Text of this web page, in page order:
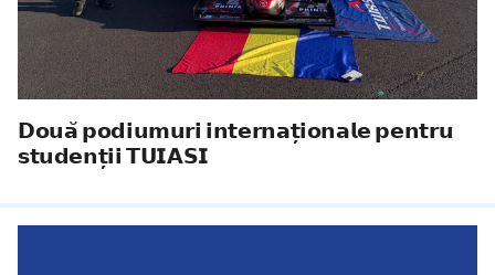
𝗗𝗼𝘂𝗮̆ 𝗽𝗼𝗱𝗶𝘂𝗺𝘂𝗿𝗶 𝗶𝗻𝘁𝗲𝗿𝗻𝗮𝘁̦𝗶𝗼𝗻𝗮𝗹𝗲 𝗽𝗲𝗻𝘁𝗿𝘂
𝘀𝘁𝘂𝗱𝗲𝗻𝘁̦𝗶𝗶 𝗧𝗨𝗜𝗔𝗦𝗜